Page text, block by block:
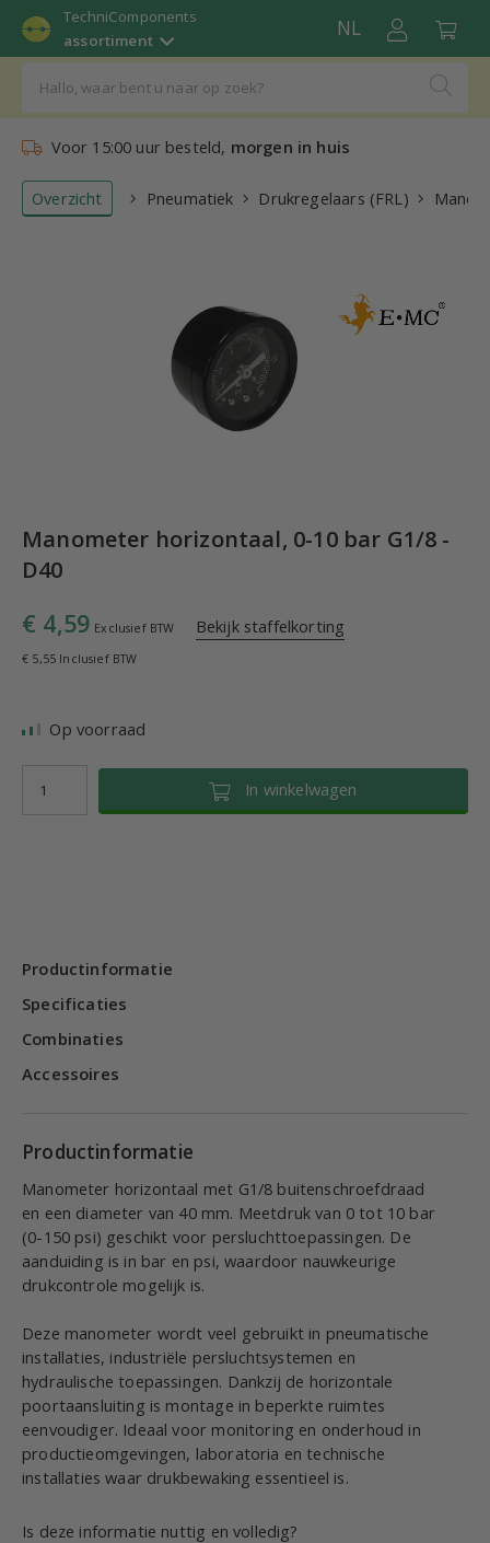
TechniComponents
assortiment
NL
Voor 15:00 uur besteld, morgen in huis
Overzicht Pneumatiek Drukregelaars (FRL)
Manometer horizontaal, 0-10 bar G1/8 -
D40
€ 4,59 Exclusief BTW Bekijk staffelkorting
€ 5,55 Inclusief BTW
Op voorraad
In winkelwagen
Productinformatie
Specificaties
Combinaties
Accessoires
Productinformatie
Manometer horizontaal met G1/8 buitenschroefdraad
en een diameter van 40 mm. Meetdruk van 0 tot 10 bar
(0-150 psi) geschikt voor persluchttoepassingen. De
aanduiding is in bar en psi, waardoor nauwkeurige
drukcontrole mogelijk is.
Deze manometer wordt veel gebruikt in pneumatische
installaties, industriële persluchtsystemen en
hydraulische toepassingen. Dankzij de horizontale
poortaansluiting is montage in beperkte ruimtes
eenvoudiger. Ideaal voor monitoring en onderhoud in
productieomgevingen, laboratoria en technische
installaties waar drukbewaking essentieel is.
Is deze informatie nuttig en volledig?